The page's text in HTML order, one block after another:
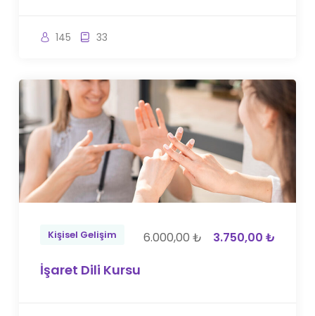
145 33
Kişisel Gelişim 6.000,00 ₺ 3.750,00 ₺
İşaret Dili Kursu